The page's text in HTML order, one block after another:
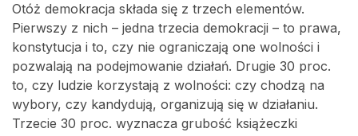
Otóż demokracja składa się z trzech elementów.
Pierwszy z nich – jedna trzecia demokracji – to prawa,
konstytucja i to, czy nie ograniczają one wolności i
pozwalają na podejmowanie działań. Drugie 30 proc.
to, czy ludzie korzystają z wolności: czy chodzą na
wybory, czy kandydują, organizują się w działaniu.
Trzecie 30 proc. wyznacza grubość książeczki